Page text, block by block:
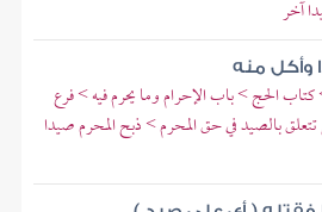
آخر
وأكل منه
الحج > باب الإحرام وما يحرم فيه > فرع
بالصيد في حق المحرم > ذبح المحرم صيدا